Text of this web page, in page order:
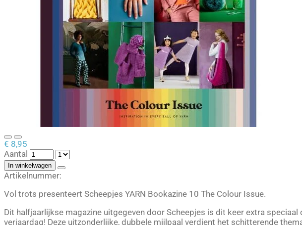
€ 8,95
Aantal
In winkelwagen
Artikelnummer:
Vol trots presenteert Scheepjes YARN Bookazine 10 The Colour Issue.
Dit halfjaarlijkse magazine uitgegeven door Scheepjes is dit keer extra
verjaardag! Deze uitzonderlijke, dubbele mijlpaal verdient het schitterende